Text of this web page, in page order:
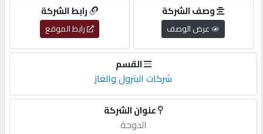
التسجيل
English
أضف
رابط الشركة
رابط الموقع
وصف الشركة
عرض الوصف
القسم
شركات البترول والغاز
عنوان الشركة
الدوحة